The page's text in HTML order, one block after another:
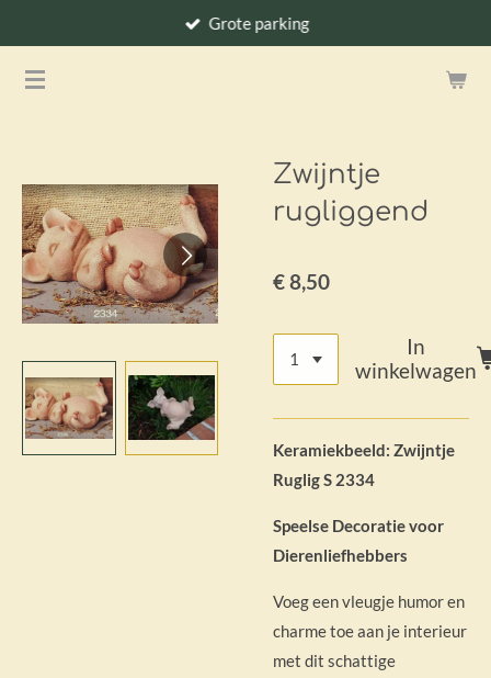
naar
Grote parking
Zwijntje
rugliggend
€ 8,50
In
winkelwagen
Keramiekbeeld: Zwijntje
Ruglig S 2334
Speelse Decoratie voor
Dierenliefhebbers
Voeg een vleugje humor en
charme toe aan je interieur
met dit schattige